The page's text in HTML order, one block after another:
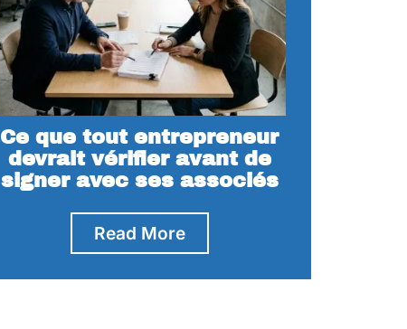
Ce que tout entrepreneur
devrait vérifier avant de
signer avec ses associés
Read More